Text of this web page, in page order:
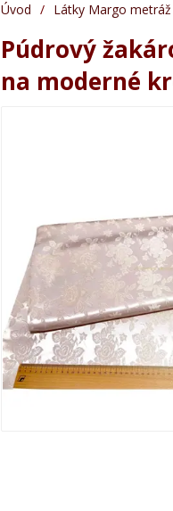
Úvod / Látky Margo metráž
Púdrový
na moderné